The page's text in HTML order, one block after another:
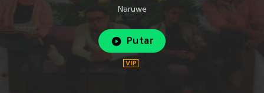
Naruwe
Putar